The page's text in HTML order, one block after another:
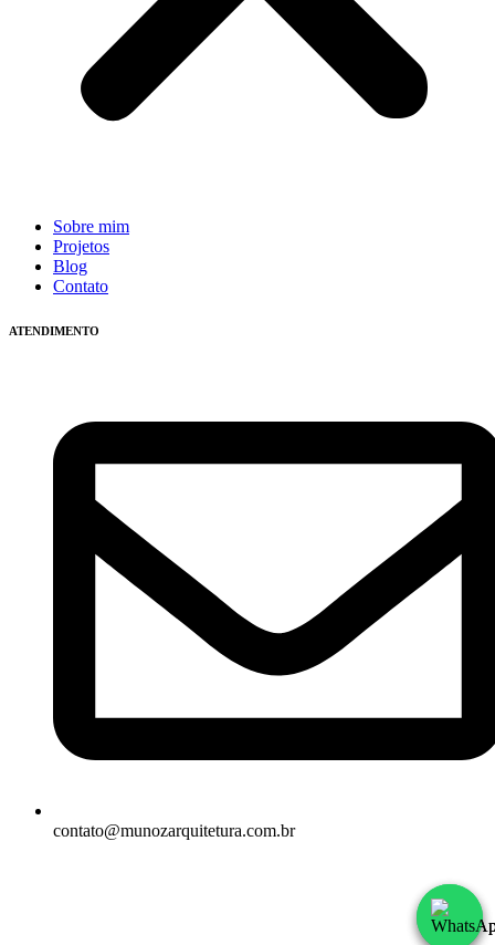
Sobre mim
Projetos
Blog
Contato
ATENDIMENTO
contato@munozarquitetura.com.br